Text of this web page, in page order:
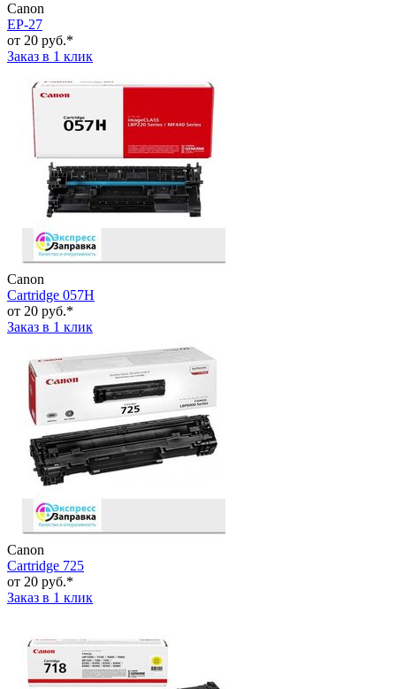
Canon
EP-27
от 20 руб.*
Заказ в 1 клик
Canon
Cartridge 057H
от 20 руб.*
Заказ в 1 клик
Canon
Cartridge 725
от 20 руб.*
Заказ в 1 клик